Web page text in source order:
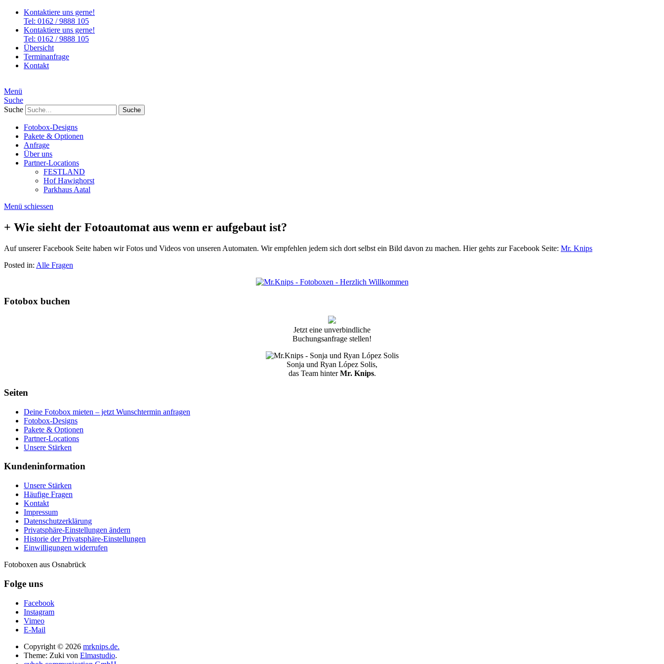
Kontaktiere uns gerne!
Tel: 0162 / 9888 105
Kontaktiere uns gerne!
Tel: 0162 / 9888 105
Übersicht
Terminanfrage
Kontakt
Menü
Suche
Suche
Fotobox-Designs
Pakete & Optionen
Anfrage
Über uns
Partner-Locations
FESTLAND
Hof Hawighorst
Parkhaus Aatal
Menü schiessen
+ Wie sieht der Fotoautomat aus wenn er aufgebaut ist?
Auf unserer Facebook Seite haben wir Fotos und Videos von unseren Automaten. Wir empfehlen jedem sich dort selbst ein Bild davon zu machen. Hier gehts zur Facebook Seite: Mr. Knips
Posted in: Alle Fragen
Fotobox buchen
Jetzt eine unverbindliche
Buchungsanfrage stellen!
Sonja und Ryan López Solis,
das Team hinterMr. Knips.
Seiten
Deine Fotobox mieten – jetzt Wunschtermin anfragen
Fotobox-Designs
Pakete & Optionen
Partner-Locations
Unsere Stärken
Kundeninformation
Unsere Stärken
Häufige Fragen
Kontakt
Impressum
Datenschutzerklärung
Privatsphäre-Einstellungen ändern
Historie der Privatsphäre-Einstellungen
Einwilligungen widerrufen
Fotoboxen aus Osnabrück
Folge uns
Facebook
Instagram
Vimeo
E-Mail
Copyright © 2026 mrknips.de.
Theme: Zuki von Elmastudio.